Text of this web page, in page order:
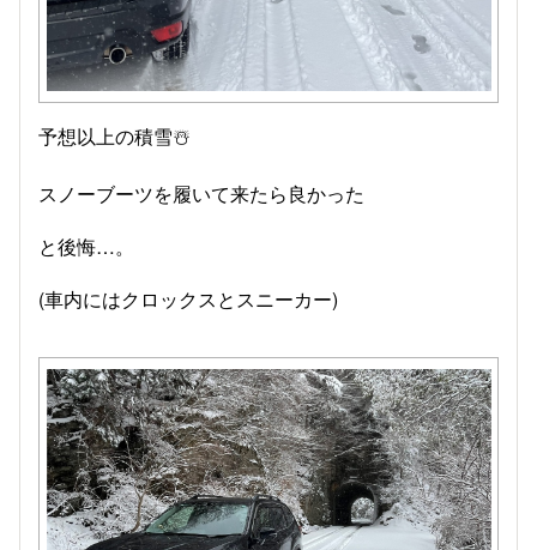
予想以上の積雪☃️
スノーブーツを履いて来たら良かった
と後悔…。
(車内にはクロックスとスニーカー)